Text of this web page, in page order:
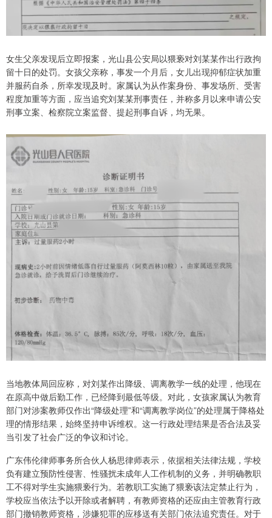
女生父亲发现后立即报案，光山县公安局以猥亵对刘某某作出行政拘
留十日的处罚。女孩父亲称，事发一个月后，女儿出现抑郁症状加重
并服药自杀，所幸发现及时。家属认为从作案身份、事发场所、受害
程度加重等方面，应当追究刘某某刑事责任，并称多月以来申请公安
刑事立案、检察院立案监督、提起刑事自诉，均无果。
当地教体局回应称，对刘某作出降级、调离教学一线的处理，他现在
在原高中做后勤工作，已经降到最低等级。对此，女孩家属认为教育
部门对涉案教师仅作出“降级处理”和“调离教学岗位”的处理属于降格处
理的情形结果，始终坚持申诉维权。这一行政处理结果是否合法及妥
当引发了社会广泛的争议和讨论。
广东伟伦律师事务所合伙人杨思律师表示，依据相关法律法规，学校
负有建立预防性侵害、性骚扰未成年人工作机制的义务，并明确教职
工不得对学生实施猥亵行为。若教职工实施了猥亵该法定禁止行为，
学校应当依法予以开除或者解聘，有教师资格的还应由主管教育行政
部门撤销教师资格，涉嫌犯罪的应移送有关部门依法追究责任。对于